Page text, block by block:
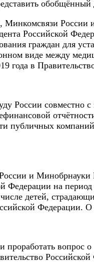
России
Российской
граждан для
виде между
года в
России совместно с
публичных
и Минобрнауки
Федерации на
детей,
Федерации.
вопрос